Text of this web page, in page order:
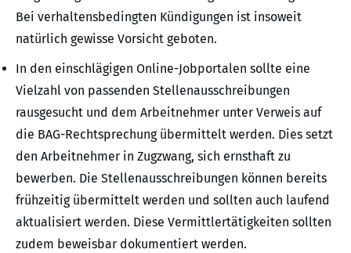
Bei verhaltensbedingten Kündigungen ist insoweit
natürlich gewisse Vorsicht geboten.
In den einschlägigen Online-Jobportalen sollte eine
Vielzahl von passenden Stellenausschreibungen
rausgesucht und dem Arbeitnehmer unter Verweis auf
die BAG-Rechtsprechung übermittelt werden. Dies setzt
den Arbeitnehmer in Zugzwang, sich ernsthaft zu
bewerben. Die Stellenausschreibungen können bereits
frühzeitig übermittelt werden und sollten auch laufend
aktualisiert werden. Diese Vermittlertätigkeiten sollten
zudem beweisbar dokumentiert werden.